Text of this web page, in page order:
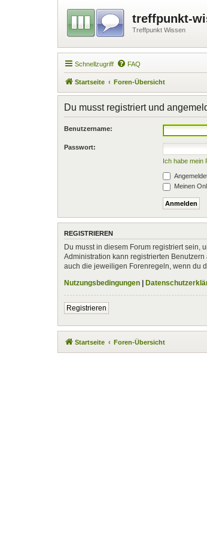
treffpunkt-
Treffpunkt Wissen
Schnellzugriff FAQ
Startseite Foren-Übersicht
Du musst registriert und
Benutzername:
Passwort:
Ich habe mein
Meinen
REGISTRIEREN
Du musst in diesem Forum registriert sein,
Administration kann registrierten
auch die jeweiligen Forenregeln, wenn du
Nutzungsbedingungen
Registrieren
Startseite Foren-Übersicht